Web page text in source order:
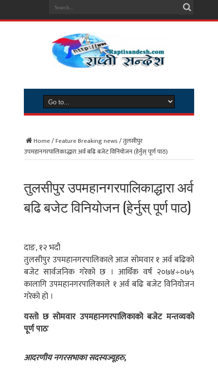
Home/Feature Breaking news/तुलसीपुर
उपमहानगरपालिकाद्धारा अर्व बढि बजेट विनियोजन (हेर्नुस् पूर्ण पाठ)
तुलसीपुर उपमहानगरपालिकाद्धारा अर्व
बढि बजेट विनियोजन (हेर्नुस् पूर्ण पाठ)
दाङ, १२ भदौ
तुलसीपुर उपमहानगरपालिकाले आज सोमवार १ अर्व बढिको
बजेट सार्वजनिक गरेको छ । आर्थिक वर्ष २०७४÷०७५
कालागि उपमहानगरपालिकाले १ अर्व बढि बजेट विनियोजन
गरेको हो ।
यस्तो छ सोमवार उपमहानगरपालिकाको बजेट मन्तव्यको
पूर्ण पाठः
आदरणीय नगरसभाका सदस्यज्यूहरु,